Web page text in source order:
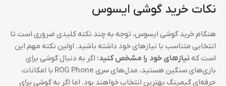
نکات خرید گوشی ایسوس
هنگام خرید گوشی‌ ایسوس، توجه به چند نکته کلیدی ضروری است تا
انتخابی متناسب با نیازهای خود داشته باشید. اولین نکته مهم این
است که نیازهای خود را مشخص کنید؛ اگر به دنبال گوشی برای
بازی‌های سنگین هستید، مدل‌های سری ROG Phone با امکانات
حرفه‌ای گیمینگ بهترین انتخاب خواهند بود. اما اگر به گوشی برای